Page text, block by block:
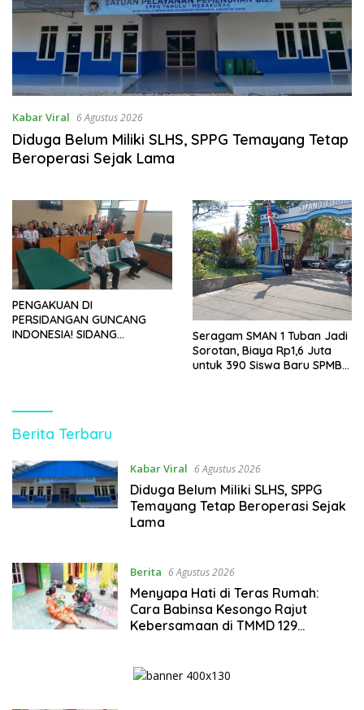
Kabar Viral 6 Agustus 2026
Diduga Belum Miliki SLHS, SPPG Temayang Tetap
Beroperasi Sejak Lama
PENGAKUAN DI
PERSIDANGAN GUNCANG
INDONESIA! SIDANG
Seragam SMAN 1 Tuban Jadi
Sorotan, Biaya Rp1,6 Juta
untuk 390 Siswa Baru SPMB
https://kupasberita.net
Berita Terbaru
Kabar Viral 6 Agustus 2026
Diduga Belum Miliki SLHS, SPPG
Temayang Tetap Beroperasi Sejak
Lama
Berita 6 Agustus 2026
Menyapa Hati di Teras Rumah:
Cara Babinsa Kesongo Rajut
Kebersamaan di TMMD 129